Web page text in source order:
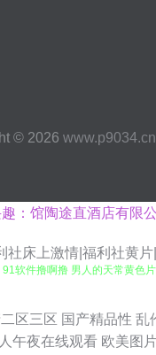
© 2026 www.p9034.cn
：馆陶途直酒店有限
床上激情|福利社黄
软件撸啊撸 男人的天常黄色
区在线 五月花午夜福利 国
区三区 国产精品性 乱
午夜在线观看 欧美图